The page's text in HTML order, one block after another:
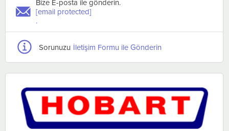
Bize E-posta ile gönderin.
[email protected]
.
Sorunuzu İletişim Formu ile Gönderin